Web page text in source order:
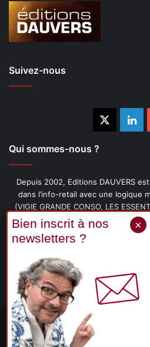
Suivez-nous
Qui sommes-nous ?
Depuis 2002, Editions DAUVERS
dans l’info-retail avec une logique
(VIGIE GRANDE CONSO, LES
livres (PENSER-CLIENT, IMAGE-
PRÉFÉRÉ DE VOS CLIENTS,
PROMOFLASH, DRIVE
CONSO), podcasts (CAFÉ CONSO)
vous êtes, ainsi que les fils
communauté de plus de
Mentions légales Données